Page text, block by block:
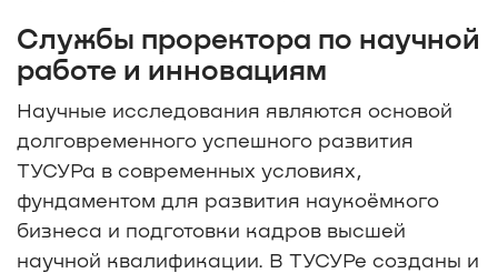
Службы проректора по научной
работе и инновациям
Научные исследования являются основой
долговременного успешного развития
ТУСУРа в современных условиях,
фундаментом для развития наукоёмкого
бизнеса и подготовки кадров высшей
научной квалификации. В ТУСУРе созданы и